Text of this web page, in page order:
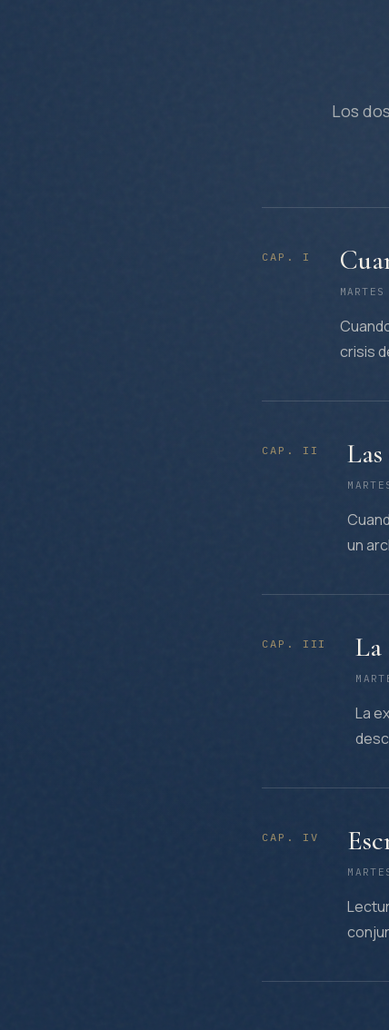
Los
CAP. I
crisis
CAP. II
un
CAP. III La
La
CAP. IV